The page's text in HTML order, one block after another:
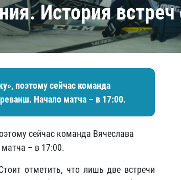
История
поэтому сейчас команда
Начало матча – в 17:00.
сейчас команда Вячеслава
– в 17:00.
отметить, что лишь две встречи